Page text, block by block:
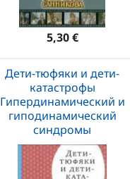
5,30 €
Дети-тюфяки и дети-
катастрофы
Гипердинамический и
гиподинамический
синдромы